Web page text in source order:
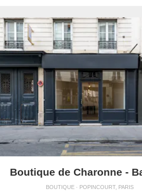
Boutique de Charonne -
BOUTIQUE · POPINCOURT, PARIS